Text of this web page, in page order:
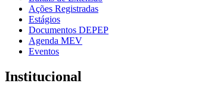
Ações Registradas
Estágios
Documentos DEPEP
Agenda MEV
Eventos
Institucional